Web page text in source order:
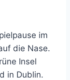
im
die Nase.
Insel
in Dublin.